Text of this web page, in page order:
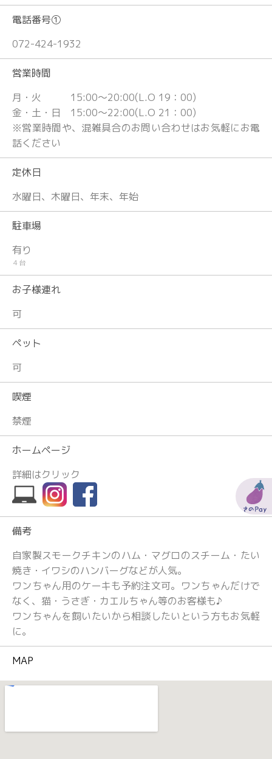
電話番号①
072-424-1932
営業時間
月・火 15:00〜20:00(L.O 19：00)
金・土・日 15:00〜22:00(L.O 21：00)
※営業時間や、混雑具合のお問い合わせはお気軽にお電
話ください
定休日
水曜日、木曜日、年末、年始
駐車場
有り
４台
お子様連れ
可
ペット
可
喫煙
禁煙
ホームページ
詳細はクリック
備考
自家製スモークチキンのハム・マグロのスチーム・たい
焼き・イワシのハンバーグなどが人気。
ワンちゃん用のケーキも予約注文可。ワンちゃんだけで
なく、猫・うさぎ・カエルちゃん等のお客様も♪
ワンちゃんを飼いたいから相談したいという方もお気軽
に。
MAP